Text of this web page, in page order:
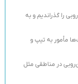
را گذراندیم و به
مأمور به تیپ و
در مناطقی مثل